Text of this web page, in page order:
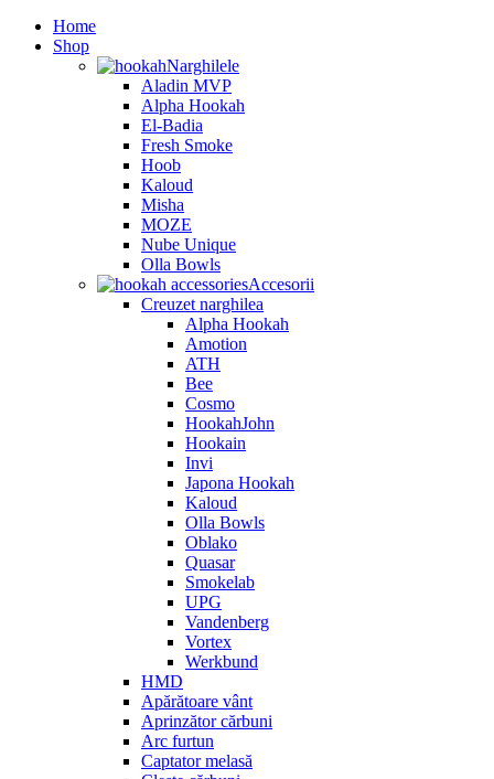
Home
Shop
Narghilele
Aladin MVP
Alpha Hookah
El-Badia
Fresh Smoke
Hoob
Kaloud
Misha
MOZE
Nube Unique
Olla Bowls
Accesorii
Creuzet narghilea
Alpha Hookah
Amotion
ATH
Bee
Cosmo
HookahJohn
Hookain
Invi
Japona Hookah
Kaloud
Olla Bowls
Oblako
Quasar
Smokelab
UPG
Vandenberg
Vortex
Werkbund
HMD
Apărătoare vânt
Aprinzător cărbuni
Arc furtun
Captator melasă